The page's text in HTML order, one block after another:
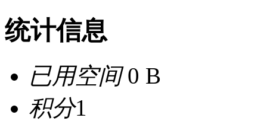
统计信息
已用空间0 B
积分1